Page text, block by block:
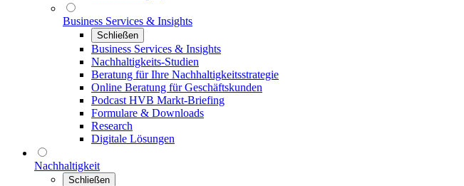
Business Services & Insights
Schließen
Business Services & Insights
Nachhaltigkeits-Studien
Beratung für Ihre Nachhaltigkeitsstrategie
Online Beratung für Geschäftskunden
Podcast HVB Markt-Briefing
Formulare & Downloads
Research
Digitale Lösungen
Nachhaltigkeit
Schließen